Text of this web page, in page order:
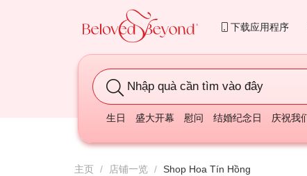
下载应用程序
Nhập quà cần tìm vào đây
生日 盛大开幕 慰问 结婚纪念日 庆祝我
主页 / 店铺一览 / Shop Hoa Tín Hồng